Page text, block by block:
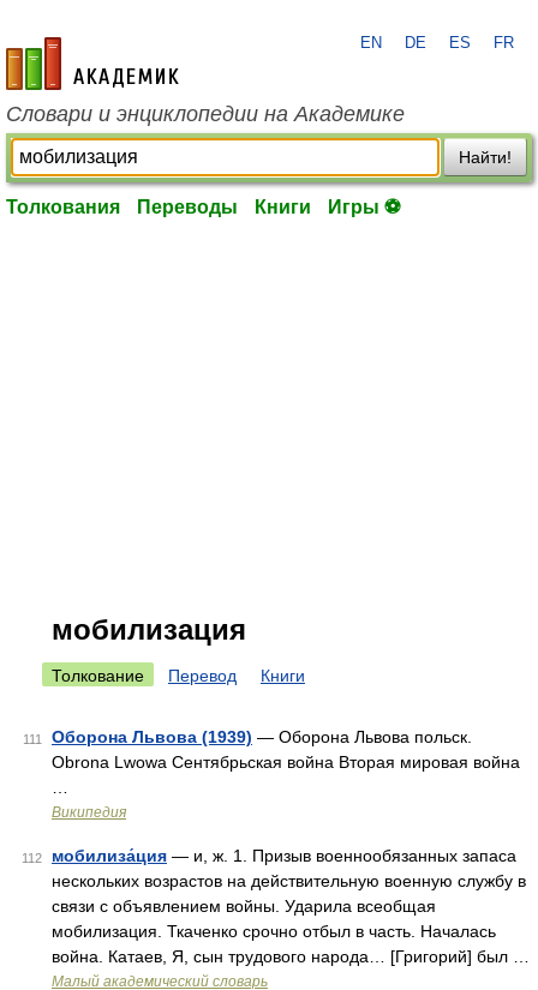
academic.ru
EN DE ES FR
Словари и энциклопедии на Академике
Найти!
Толкования Переводы Книги Игры ⚽
мобилизация
Толкование Перевод Книги
111 Оборона Львова (1939) — Оборона Львова польск.
Obrona Lwowa Сентябрьская война Вторая мировая война
Википедия
112 мобилиза́ция — и, ж. 1. Призыв военнообязанных запаса
нескольких возрастов на действительную военную службу в
связи с объявлением войны. Ударила всеобщая
мобилизация. Ткаченко срочно отбыл в часть. Началась
война. Катаев, Я, сын трудового народа… [Григорий] был …
Малый академический словарь